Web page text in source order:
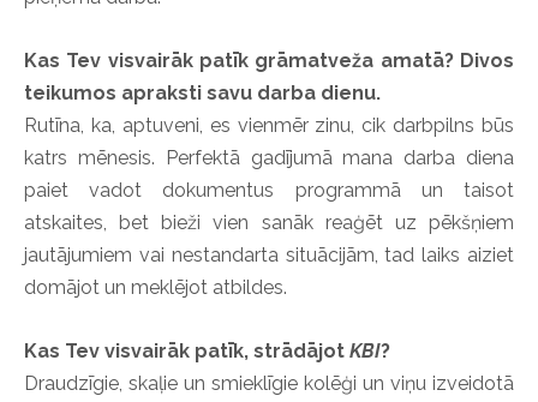
Kas Tev visvairāk patīk grāmatveža amatā? Divos
teikumos apraksti savu darba dienu.
Rutīna, ka, aptuveni, es vienmēr zinu, cik darbpilns būs
katrs mēnesis. Perfektā gadījumā mana darba diena
paiet vadot dokumentus programmā un taisot
atskaites, bet bieži vien sanāk reaģēt uz pēkšņiem
jautājumiem vai nestandarta situācijām, tad laiks aiziet
domājot un meklējot atbildes.
Kas Tev visvairāk patīk, strādājot KBI?
Draudzīgie, skaļie un smieklīgie kolēģi un viņu izveidotā